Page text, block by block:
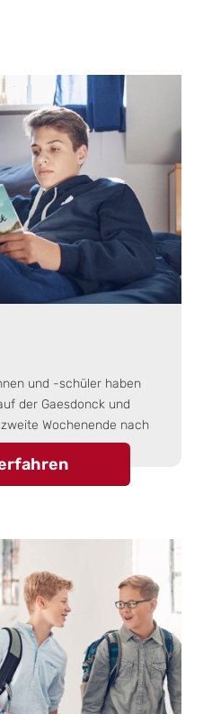
und -schüler haben
der Gaesdonck und
Wochenende nach